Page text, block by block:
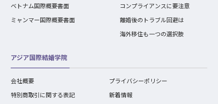
ベトナム国際概要書面
ミャンマー国際概要書面
コンプライアンスに要注意
離婚後のトラブル回避は
海外移住も一つの選択肢
アジア国際結婚学院
会社概要
プライバシーポリシー
特別商取引に関する表記
新着情報